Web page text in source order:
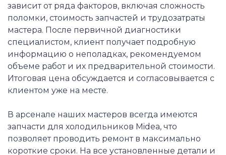
зависит от ряда факторов, включая сложность
поломки, стоимость запчастей и трудозатраты
мастера. После первичной диагностики
специалистом, клиент получает подробную
информацию о неполадках, рекомендуемом
объеме работ и их предварительной стоимости.
Итоговая цена обсуждается и согласовывается с
клиентом уже на месте.
В арсенале наших мастеров всегда имеются
запчасти для холодильников Midea, что
позволяет проводить ремонт в максимально
короткие сроки. На все установленные детали и